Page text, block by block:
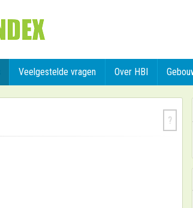
Veelgestelde vragen Over HBI
?